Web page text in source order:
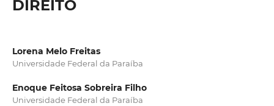
DIREITO
Lorena Melo Freitas
Universidade Federal da Paraíba
Enoque Feitosa Sobreira Filho
Universidade Federal da Paraíba